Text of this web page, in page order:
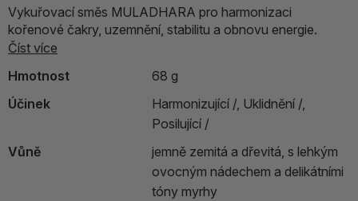
Vykuřovací směs MULADHARA pro harmonizaci
kořenové čakry, uzemnění, stabilitu a obnovu energie.
Číst více
Hmotnost
68 g
Účinek
Harmonizující /, Uklidnění /,
Posilující /
Vůně
jemně zemitá a dřevitá, s lehkým
ovocným nádechem a delikátními
tóny myrhy